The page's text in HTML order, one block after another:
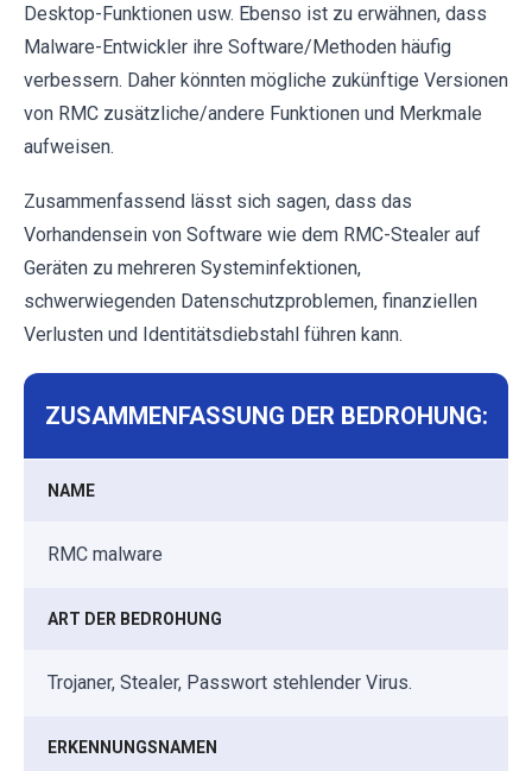
Desktop-Funktionen usw. Ebenso ist zu erwähnen, dass
Malware-Entwickler ihre Software/Methoden häufig
verbessern. Daher könnten mögliche zukünftige Versionen
von RMC zusätzliche/andere Funktionen und Merkmale
aufweisen.
Zusammenfassend lässt sich sagen, dass das
Vorhandensein von Software wie dem RMC-Stealer auf
Geräten zu mehreren Systeminfektionen,
schwerwiegenden Datenschutzproblemen, finanziellen
Verlusten und Identitätsdiebstahl führen kann.
ZUSAMMENFASSUNG DER BEDROHUNG:
NAME
RMC malware
ART DER BEDROHUNG
Trojaner, Stealer, Passwort stehlender Virus.
ERKENNUNGSNAMEN